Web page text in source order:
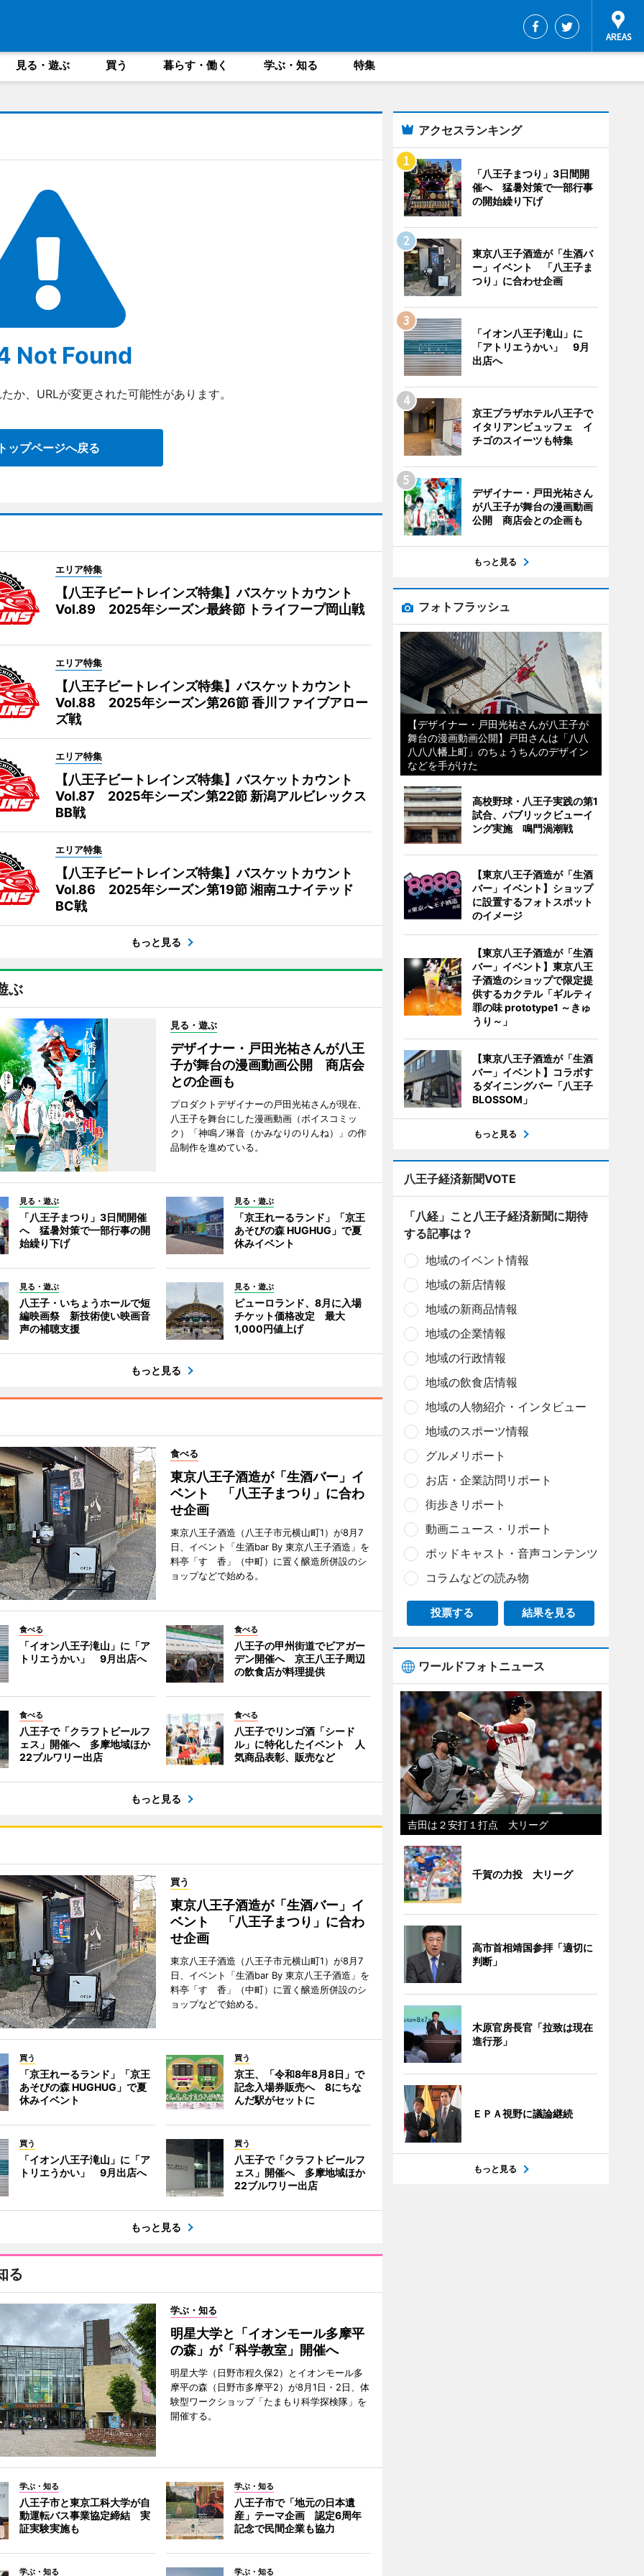
見る・遊ぶ 買う 暮らす・働く 学ぶ・知る 特集
Not Found
か、URLが変更された可能性があります。
ップページへ戻る
エリア特集
【八王子ビートレインズ特集】バスケットカウント
Vol.89 2025年シーズン最終節 トライフープ岡山戦
エリア特集
【八王子ビートレインズ特集】バスケットカウント
Vol.88 2025年シーズン第26節 香川ファイブアロー
ズ戦
エリア特集
【八王子ビートレインズ特集】バスケットカウント
Vol.87 2025年シーズン第22節 新潟アルビレックス
BB戦
エリア特集
【八王子ビートレインズ特集】バスケットカウント
Vol.86 2025年シーズン第19節 湘南ユナイテッド
BC戦
もっと見る
ぶ
見る・遊ぶ
デザイナー・戸田光祐さんが八王
子が舞台の漫画動画公開 商店会
との企画も
プロダクトデザイナーの戸田光祐さんが現在、
八王子を舞台にした漫画動画（ボイスコミッ
ク）「神鳴ノ琳音（かみなりのりんね）」の作
品制作を進めている。
見る・遊ぶ
「八王子まつり」3日間開催
へ 猛暑対策で一部行事の開
始繰り下げ
見る・遊ぶ
「京王れーるランド」「京王
あそびの森 HUGHUG」で夏
休みイベント
見る・遊ぶ
八王子・いちょうホールで短
編映画祭 新技術使い映画音
声の補聴支援
見る・遊ぶ
ピューロランド、8月に入場
チケット価格改定 最大
1,000円値上げ
もっと見る
食べる
東京八王子酒造が「生酒バー」イ
ベント 「八王子まつり」に合わ
せ企画
東京八王子酒造（八王子市元横山町1）が8月7
日、イベント「生酒bar By 東京八王子酒造」を
料亭「すゞ香」（中町）に置く醸造所併設のシ
ョップなどで始める。
食べる
「イオン八王子滝山」に「ア
トリエうかい」 9月出店へ
食べる
八王子の甲州街道でビアガー
デン開催へ 京王八王子周辺
の飲食店が料理提供
食べる
八王子で「クラフトビールフ
ェス」開催へ 多摩地域ほか
22ブルワリー出店
食べる
八王子でリンゴ酒「シード
ル」に特化したイベント 人
気商品表彰、販売など
もっと見る
買う
東京八王子酒造が「生酒バー」イ
ベント 「八王子まつり」に合わ
せ企画
東京八王子酒造（八王子市元横山町1）が8月7
日、イベント「生酒bar By 東京八王子酒造」を
料亭「すゞ香」（中町）に置く醸造所併設のシ
ョップなどで始める。
買う
「京王れーるランド」「京王
あそびの森 HUGHUG」で夏
休みイベント
買う
京王、「令和8年8月8日」で
記念入場券販売へ 8にちな
んだ駅がセットに
買う
「イオン八王子滝山」に「ア
トリエうかい」 9月出店へ
買う
八王子で「クラフトビールフ
ェス」開催へ 多摩地域ほか
22ブルワリー出店
もっと見る
る
学ぶ・知る
明星大学と「イオンモール多摩平
の森」が「科学教室」開催へ
明星大学（日野市程久保2）とイオンモール多
摩平の森（日野市多摩平2）が8月1日・2日、体
験型ワークショップ「たまもり科学探検隊」を
開催する。
学ぶ・知る
八王子市と東京工科大学が自
動運転バス事業協定締結 実
証実験実施も
学ぶ・知る
八王子市で「地元の日本遺
産」テーマ企画 認定6周年
記念で民間企業も協力
学ぶ・知る 学ぶ・知る
アクセスランキング
「八王子まつり」3日間開
催へ 猛暑対策で一部行事
の開始繰り下げ
東京八王子酒造が「生酒バ
ー」イベント 「八王子ま
つり」に合わせ企画
「イオン八王子滝山」に
「アトリエうかい」 9月
出店へ
京王プラザホテル八王子で
イタリアンビュッフェ イ
チゴのスイーツも特集
デザイナー・戸田光祐さん
が八王子が舞台の漫画動画
公開 商店会との企画も
もっと見る
フォトフラッシュ
【デザイナー・戸田光祐さんが八王子が
舞台の漫画動画公開】戸田さんは「八八
八八八幡上町」のちょうちんのデザイン
などを手がけた
高校野球・八王子実践の第1
試合、パブリックビューイ
ング実施 鳴門渦潮戦
【東京八王子酒造が「生酒
バー」イベント】ショップ
に設置するフォトスポット
のイメージ
【東京八王子酒造が「生酒
バー」イベント】東京八王
子酒造のショップで限定提
供するカクテル「ギルティ
罪の味 prototype1 ～きゅ
うり～」
【東京八王子酒造が「生酒
バー」イベント】コラボす
るダイニングバー「八王子
BLOSSOM」
もっと見る
八王子経済新聞VOTE
「八経」こと八王子経済新聞に期待
する記事は？
地域のイベント情報
地域の新店情報
地域の新商品情報
地域の企業情報
地域の行政情報
地域の飲食店情報
地域の人物紹介・インタビュー
地域のスポーツ情報
グルメリポート
お店・企業訪問リポート
街歩きリポート
動画ニュース・リポート
ポッドキャスト・音声コンテンツ
コラムなどの読み物
投票する 結果を見る
ワールドフォトニュース
吉田は２安打１打点 大リーグ
千賀の力投 大リーグ
高市首相靖国参拝「適切に
判断」
木原官房長官「拉致は現在
進行形」
ＥＰＡ視野に議論継続
もっと見る